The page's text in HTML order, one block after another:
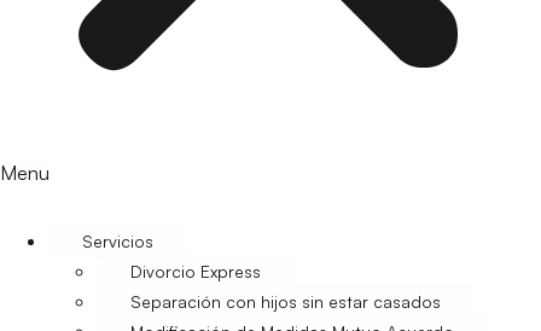
Menu
Servicios
Divorcio Express
Separación con hijos sin estar casados